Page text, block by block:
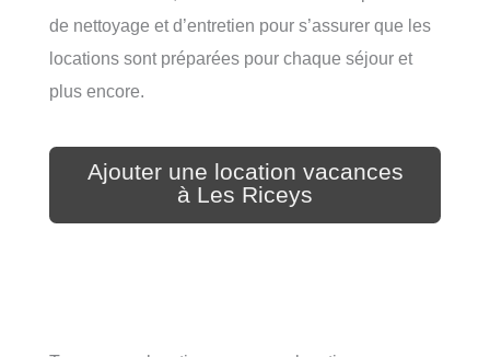
de nettoyage et d’entretien pour s’assurer que les
locations sont préparées pour chaque séjour et
plus encore.
Ajouter une location vacances
à Les Riceys